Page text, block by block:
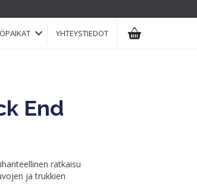
YHTEYSTIEDOT
End
ratkaisu
ja trukkien